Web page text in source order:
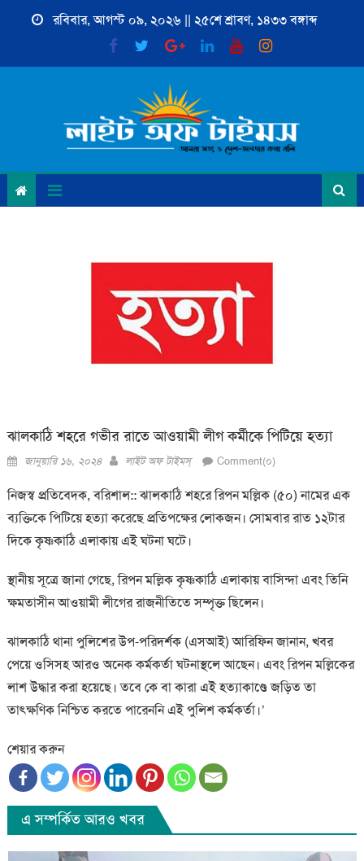
রবিবার, আগস্ট ০৯, ২০২৬ || ২৫শে শ্রাবণ, ১৪৩৩ বঙ্গাব্দ
ঝালকাঠি শহরে গভীর রাতে আওয়ামী লীগ কর্মীকে পিটিয়ে হত্যা
Posted
জানুয়ারি ১৬, ২০২৪ Author
লাইট অফ টাইমস্ Comment(০)
নিজস্ব প্রতিবেদক, বরিশাল:: ঝালকাঠি শহরে রিপন মল্লিক (৫০) নামের এক
ব্যক্তিকে পিটিয়ে হত্যা করেছে প্রতিপক্ষের লোকজন। সোমবার রাত ১২টার
দিকে কৃষ্ণকাঠি এলাকায় এই ঘটনা ঘটে।
স্থানীয় সূত্রে জানা গেছে, রিপন মল্লিক কৃষ্ণকাঠি এলাকায় বাসিন্দা এবং তিনি
ক্ষমতাসীন আওয়ামী লীগের রাজনীতিতে সম্পৃক্ত ছিলেন।
ঝালকাঠি থানা পুলিশের উপ-পরিদর্শক (এসআই) আরিফিন জানান, খবর
পেয়ে ওসিসহ আরও অনেক কর্মকর্তা ঘটনাস্থলে আছেন। এবং রিপন মল্লিকের
লাশ উদ্ধার করা হয়েছে। তবে কে বা কারা এই হত্যাকাণ্ডে জড়িত তা
তাৎক্ষণিক নিশ্চিত করতে পারেননি এই পুলিশ কর্মকর্তা।’
শেয়ার করুন
এ সম্পর্কিত আরও খবর